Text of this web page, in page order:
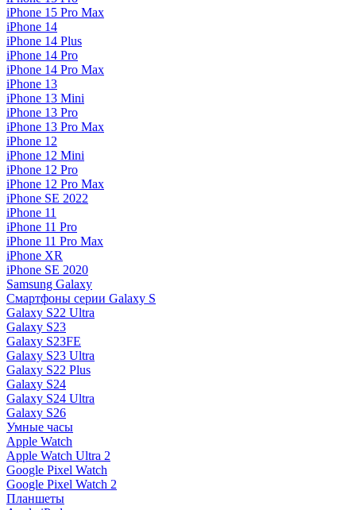
iPhone 15 Pro Max
iPhone 14
iPhone 14 Plus
iPhone 14 Pro
iPhone 14 Pro Max
iPhone 13
iPhone 13 Mini
iPhone 13 Pro
iPhone 13 Pro Max
iPhone 12
iPhone 12 Mini
iPhone 12 Pro
iPhone 12 Pro Max
iPhone SE 2022
iPhone 11
iPhone 11 Pro
iPhone 11 Pro Max
iPhone XR
iPhone SE 2020
Samsung Galaxy
Смартфоны серии Galaxy S
Galaxy S22 Ultra
Galaxy S23
Galaxy S23FE
Galaxy S23 Ultra
Galaxy S22 Plus
Galaxy S24
Galaxy S24 Ultra
Galaxy S26
Умные часы
Apple Watch
Apple Watch Ultra 2
Google Pixel Watch
Google Pixel Watch 2
Планшеты